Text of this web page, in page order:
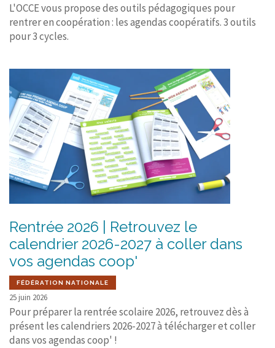
L'OCCE vous propose des outils pédagogiques pour
rentrer en coopération : les agendas coopératifs. 3 outils
pour 3 cycles.
Rentrée 2026 | Retrouvez le
calendrier 2026-2027 à coller dans
vos agendas coop'
FÉDÉRATION NATIONALE
25 juin 2026
Pour préparer la rentrée scolaire 2026, retrouvez dès à
présent les calendriers 2026-2027 à télécharger et coller
dans vos agendas coop' !